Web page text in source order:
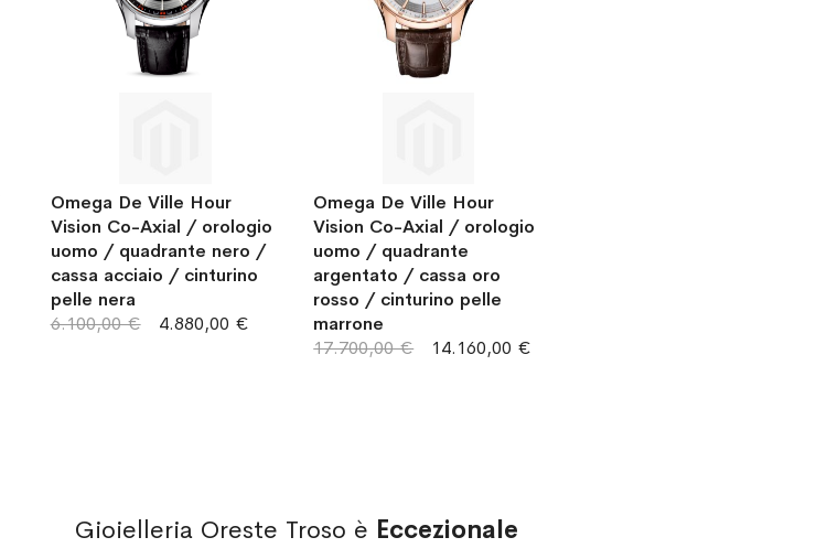
Omega De Ville Hour
Vision Co-Axial / orologio
uomo / quadrante nero /
cassa acciaio / cinturino
pelle nera
4.880,00 €
6.100,00 €
Omega De Ville Hour
Vision Co-Axial / orologio
uomo / quadrante
argentato / cassa oro
rosso / cinturino pelle
marrone
14.160,00 €
17.700,00 €
Gioielleria Oreste Troso è Eccezionale